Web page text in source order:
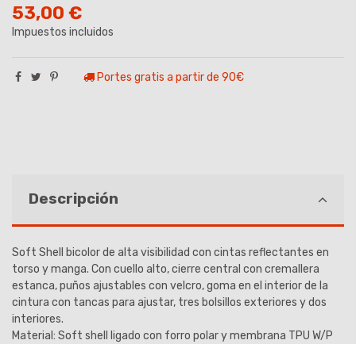
53,00 €
Impuestos incluidos
Portes gratis a partir de 90€
Descripción
Soft Shell bicolor de alta visibilidad con cintas reflectantes en
torso y manga. Con cuello alto, cierre central con cremallera
estanca, puños ajustables con velcro, goma en el interior de la
cintura con tancas para ajustar, tres bolsillos exteriores y dos
interiores.
Material: Soft shell ligado con forro polar y membrana TPU W/P